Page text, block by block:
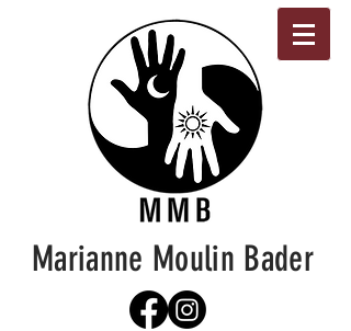
Marianne Moulin Bader